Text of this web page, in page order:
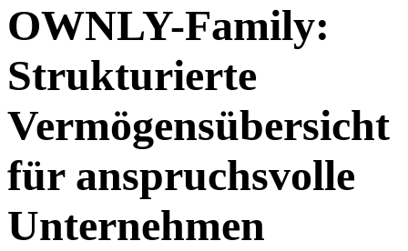
OWNLY-Family:
Strukturierte
Vermögensübersicht
für anspruchsvolle
Unternehmen